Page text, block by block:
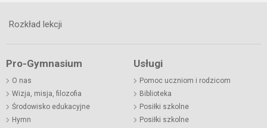
Rozkład lekcji
Pro-Gymnasium
O nas
Wizja, misja, filozofia
Środowisko edukacyjne
Hymn
Usługi
Pomoc uczniom i rodzicom
Biblioteka
Posiłki szkolne
Posiłki szkolne